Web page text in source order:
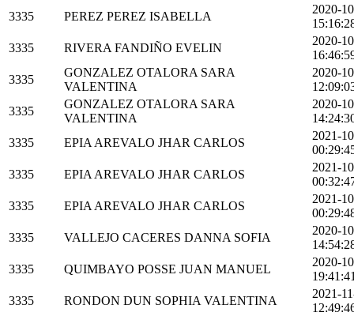
3335
PEREZ PEREZ ISABELLA
2020-
3335
RIVERA FANDIÑO EVELIN
2020-
3335
GONZALEZ OTALORA SARA
VALENTINA
2020-
3335
GONZALEZ OTALORA SARA
VALENTINA
2020-
3335
EPIA AREVALO JHAR CARLOS
2021-
3335
EPIA AREVALO JHAR CARLOS
2021-
3335
EPIA AREVALO JHAR CARLOS
2021-
3335
VALLEJO CACERES DANNA SOFIA
2020-
3335
QUIMBAYO POSSE JUAN MANUEL
2020-
3335
RONDON DUN SOPHIA VALENTINA
2021-